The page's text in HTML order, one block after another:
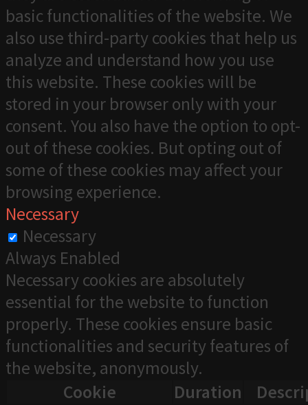
basic functionalities of the website. We
also use third-party cookies that help us
analyze and understand how you use
this website. These cookies will be
stored in your browser only with your
consent. You also have the option to opt-
out of these cookies. But opting out of
some of these cookies may affect your
browsing experience.
Necessary
Necessary
Always Enabled
Necessary cookies are absolutely
essential for the website to function
properly. These cookies ensure basic
functionalities and security features of
the website, anonymously.
Cookie
Duration